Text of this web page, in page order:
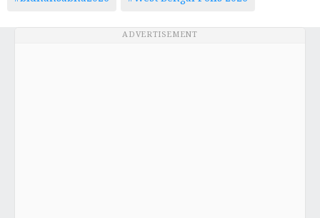
ADVERTISEMENT